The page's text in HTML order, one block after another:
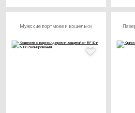
Мужские портмоне и кошельки